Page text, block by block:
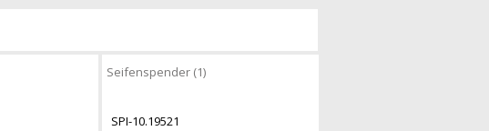
Seifenspender (1)
SPI-10.19521